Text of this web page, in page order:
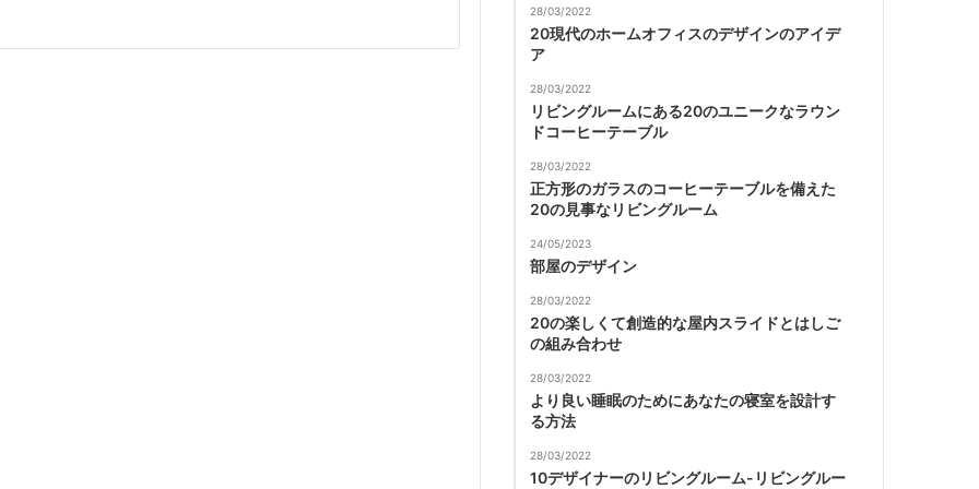
28/03/2022
20現代のホームオフィスのデザインのアイデ
ア
28/03/2022
リビングルームにある20のユニークなラウン
ドコーヒーテーブル
28/03/2022
正方形のガラスのコーヒーテーブルを備えた
20の見事なリビングルーム
24/05/2023
部屋のデザイン
28/03/2022
20の楽しくて創造的な屋内スライドとはしご
の組み合わせ
28/03/2022
より良い睡眠のためにあなたの寝室を設計す
る方法
28/03/2022
10デザイナーのリビングルーム-リビングルー